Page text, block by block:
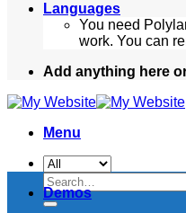
Languages
You need
work. You can
Add anything here
Menu
Search
for:
Demos